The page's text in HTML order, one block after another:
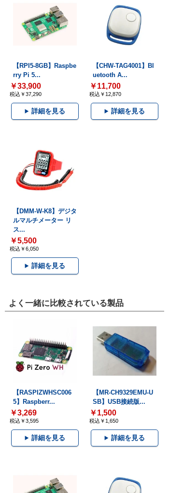
【RPI5-8GB】Raspbe
rry Pi 5...
￥33,900
税込￥37,290
詳細を見る
【CHW-TAG4001】Bl
uetooth A...
￥11,700
税込￥12,870
詳細を見る
【DMM-W-K8】デジタ
ルマルチメーター リ
ス...
￥5,500
税込￥6,050
詳細を見る
よく一緒に比較されている製品
【RASPIZWHSC006
5】Raspberr...
￥3,269
税込￥3,595
詳細を見る
【MR-CH9329EMU-U
SB】USB接続版...
￥1,500
税込￥1,650
詳細を見る